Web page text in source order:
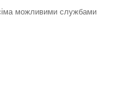
можливими службами